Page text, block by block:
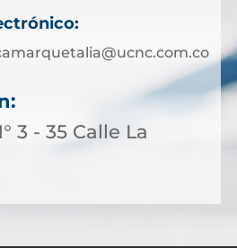
3 - 35 Calle La